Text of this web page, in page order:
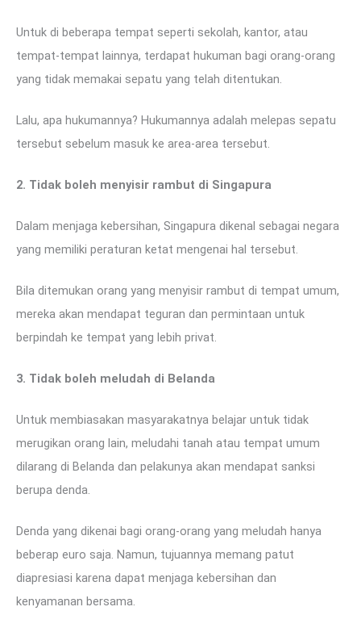
Untuk di beberapa tempat seperti sekolah, kantor, atau
tempat-tempat lainnya, terdapat hukuman bagi orang-orang
yang tidak memakai sepatu yang telah ditentukan.
Lalu, apa hukumannya? Hukumannya adalah melepas sepatu
tersebut sebelum masuk ke area-area tersebut.
2. Tidak boleh menyisir rambut di Singapura
Dalam menjaga kebersihan, Singapura dikenal sebagai negara
yang memiliki peraturan ketat mengenai hal tersebut.
Bila ditemukan orang yang menyisir rambut di tempat umum,
mereka akan mendapat teguran dan permintaan untuk
berpindah ke tempat yang lebih privat.
3. Tidak boleh meludah di Belanda
Untuk membiasakan masyarakatnya belajar untuk tidak
merugikan orang lain, meludahi tanah atau tempat umum
dilarang di Belanda dan pelakunya akan mendapat sanksi
berupa denda.
Denda yang dikenai bagi orang-orang yang meludah hanya
beberap euro saja. Namun, tujuannya memang patut
diapresiasi karena dapat menjaga kebersihan dan
kenyamanan bersama.